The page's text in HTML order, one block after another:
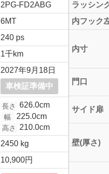
2PG-FD2ABG
6MT
240 ps
1千km
2027年9月18日
車検証準備中
長さ 626.0cm
幅 225.0cm
高さ
210.0cm
2450 kg
10,900円
ラッシン
内フック
内寸
門口
サイド扉
壁(厚さ)